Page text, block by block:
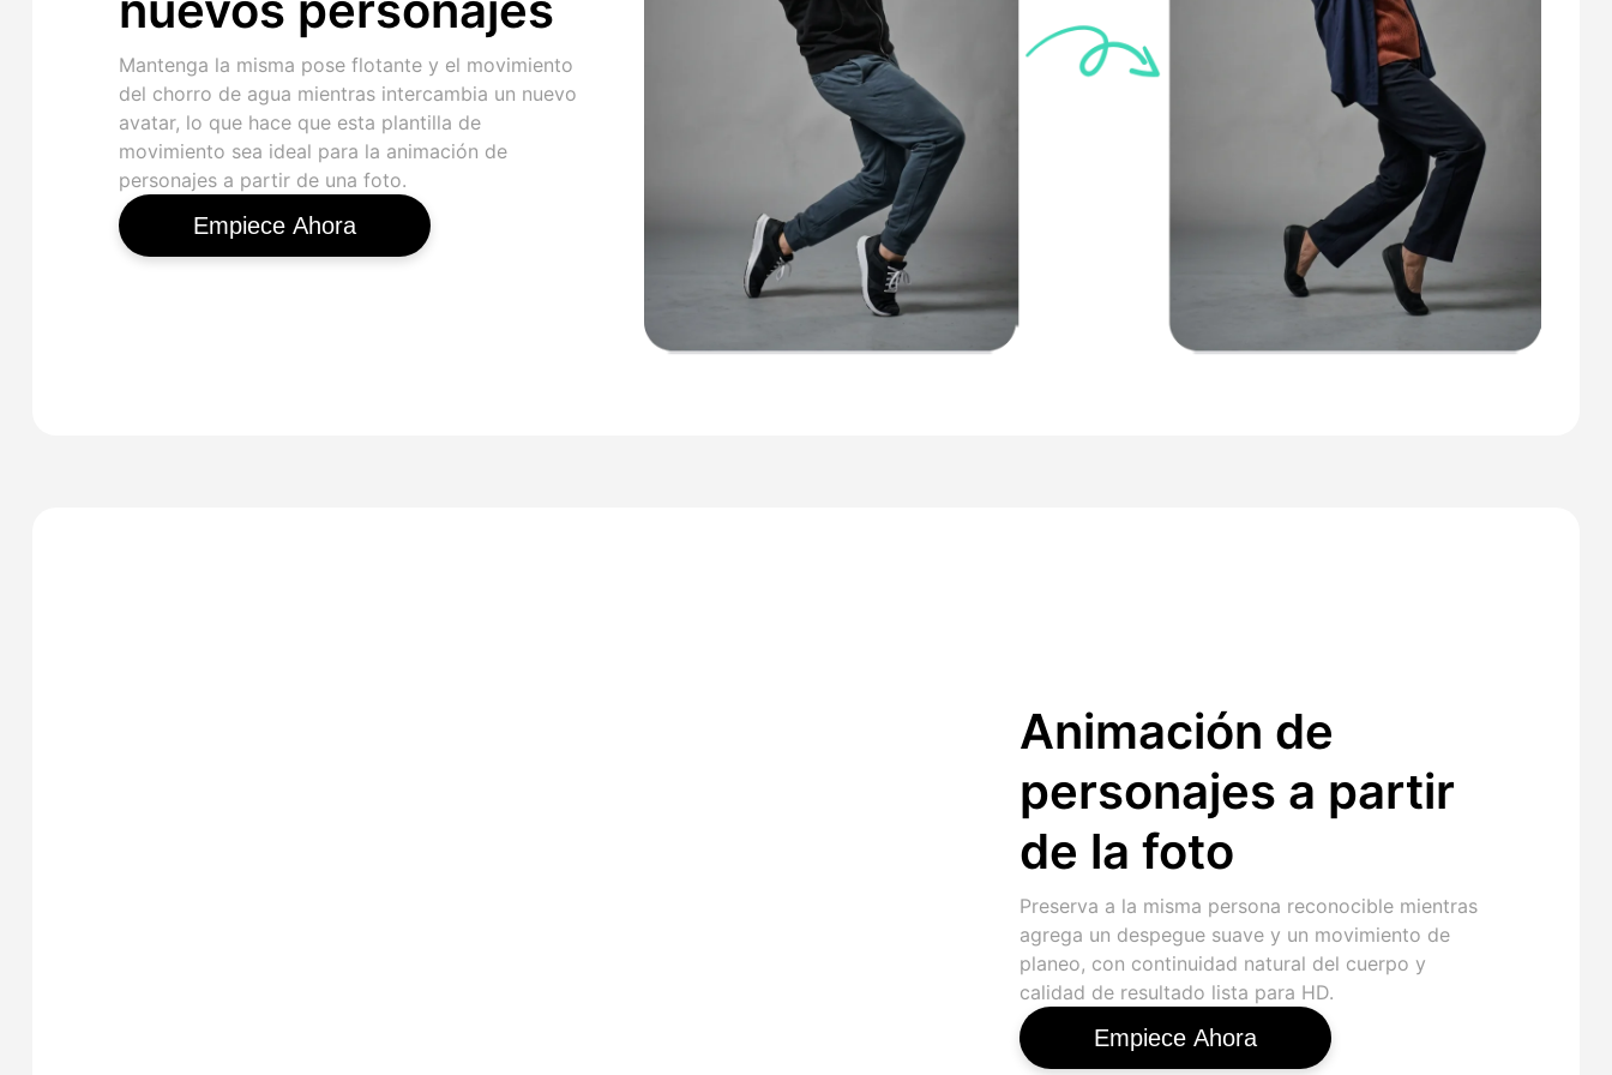
Mantenga la misma pose flotante y el movimiento
del chorro de agua mientras intercambia un nuevo
avatar, lo que hace que esta plantilla de
movimiento sea ideal para la animación de
personajes a partir de una foto.
Empiece Ahora
Animación de
personajes a partir
de la foto
Preserva a la misma persona reconocible mientras
agrega un despegue suave y un movimiento de
planeo, con continuidad natural del cuerpo y
calidad de resultado lista para HD.
Empiece Ahora